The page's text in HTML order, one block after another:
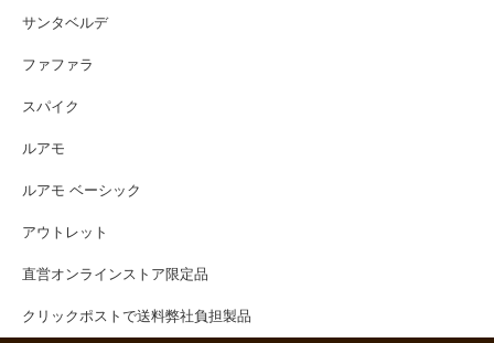
サンタベルデ
ファファラ
スパイク
ルアモ
ルアモ ベーシック
アウトレット
直営オンラインストア限定品
クリックポストで送料弊社負担製品